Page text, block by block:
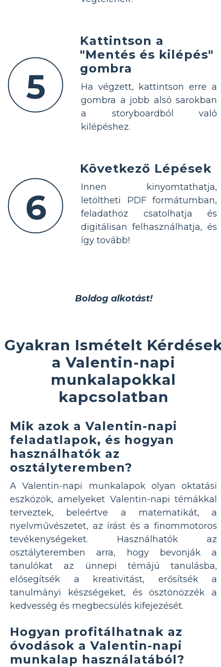
5
Kattintson a
"Mentés és kilépés"
gombra
Ha végzett, kattintson erre a
gombra a jobb alsó sarokban
a storyboardból való
kilépéshez.
6
Következő Lépések
Innen kinyomtathatja,
letöltheti PDF formátumban,
feladathoz csatolhatja és
digitálisan felhasználhatja, és
így tovább!
Boldog alkotást!
Gyakran Ismételt
a Valentin-napi
munkalapokkal
kapcsolatban
Mik azok a Valentin-napi
feladatlapok, és hogyan
használhatók az
osztályteremben?
A Valentin-napi munkalapok olyan oktatási
eszközök, amelyeket Valentin-napi témákkal
terveztek, beleértve a matematikát, a
nyelvművészetet, az írást és a finommotoros
tevékenységeket. Használhatók az
osztályteremben arra, hogy bevonják a
tanulókat az ünnepi témájú tanulásba,
elősegítsék a kreativitást, erősítsék a
tanulmányi készségeket, és ösztönözzék a
kedvesség és megbecsülés kifejezését.
Hogyan profitálhatnak az
óvodások a Valentin-napi
munkalap használatából?